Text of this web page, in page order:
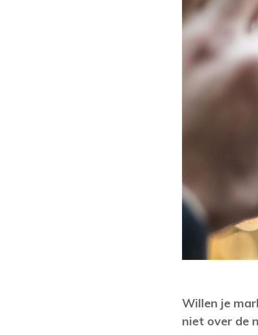
Willen je
niet over de